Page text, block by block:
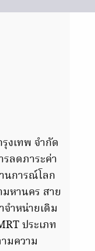
งเทพ จำกัด
ลดภาระค่า
นการณ์โลก
มหานคร สาย
ำหน่ายเดิม
ประเภท
มความ